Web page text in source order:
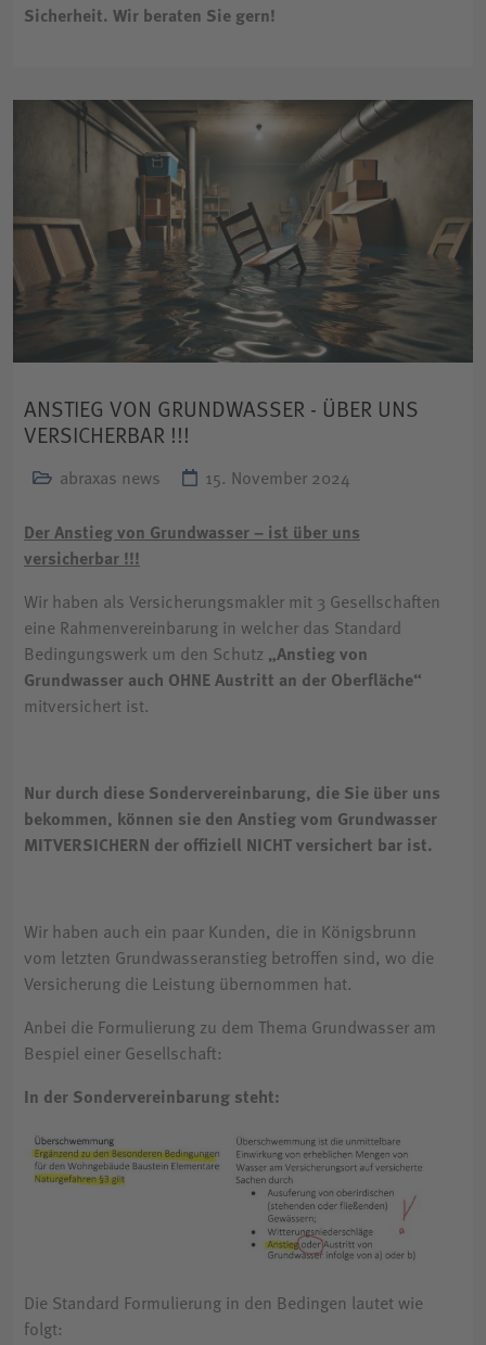
Sicherheit. Wir beraten Sie gern!
ANSTIEG VON GRUNDWASSER - ÜBER UNS
VERSICHERBAR !!!
abraxas news 15. November 2024
Der Anstieg von Grundwasser – ist über uns
versicherbar !!!
Wir haben als Versicherungsmakler mit 3 Gesellschaften
eine Rahmenvereinbarung in welcher das Standard
Bedingungswerk um den Schutz „Anstieg von
Grundwasser auch OHNE Austritt an der Oberfläche“
mitversichert ist.
Nur durch diese Sondervereinbarung, die Sie über uns
bekommen, können sie den Anstieg vom Grundwasser
MITVERSICHERN der offiziell NICHT versichert bar ist.
Wir haben auch ein paar Kunden, die in Königsbrunn
vom letzten Grundwasseranstieg betroffen sind, wo die
Versicherung die Leistung übernommen hat.
Anbei die Formulierung zu dem Thema Grundwasser am
Bespiel einer Gesellschaft:
In der Sondervereinbarung steht:
Die Standard Formulierung in den Bedingen lautet wie
folgt: